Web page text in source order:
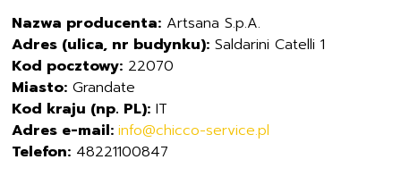
Nazwa producenta: Artsana S.p.A.
Adres (ulica, nr budynku): Saldarini Catelli 1
Kod pocztowy: 22070
Miasto: Grandate
Kod kraju (np. PL): IT
Adres e-mail:info@chicco-service.pl
Telefon: 48221100847